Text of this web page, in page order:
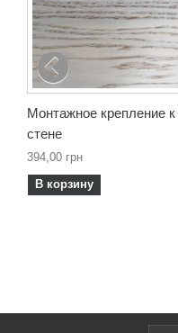
Монтажное крепление к
стене
394,00 грн
В корзину